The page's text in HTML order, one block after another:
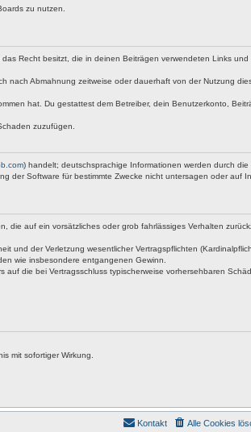
zu nutzen.
Recht besitzt, die in deinen Beiträgen verwendeten Links und
Abmahnung zeitweise oder dauerhaft von der Nutzung
hat. Du gestattest dem Betreiber, dein Benutzerkonto,
zuzufügen.
) handelt; deutschsprachige Informationen werden durch
der Software für bestimmte Zwecke nicht untersagen oder auf
die auf ein vorsätzliches oder grob fahrlässiges Verhalten
und der Verletzung wesentlicher Vertragspflichten
wie insbesondere entgangenen Gewinn.
die bei Vertragsschluss typischerweise vorhersehbaren
mit sofortiger Wirkung.
Alle Cookies
Kontakt